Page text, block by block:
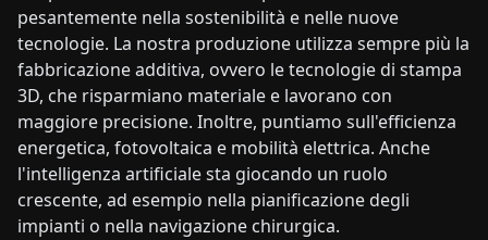
pesantemente nella sostenibilità e nelle nuove
tecnologie. La nostra produzione utilizza sempre più la
fabbricazione additiva, ovvero le tecnologie di stampa
3D, che risparmiano materiale e lavorano con
maggiore precisione. Inoltre, puntiamo sull'efficienza
energetica, fotovoltaica e mobilità elettrica. Anche
l'intelligenza artificiale sta giocando un ruolo
crescente, ad esempio nella pianificazione degli
impianti o nella navigazione chirurgica.